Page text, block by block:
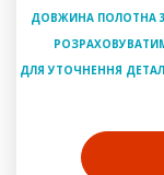
ДОВЖИНА ПОЛОТНА
ДЛЯ УТОЧНЕННЯ